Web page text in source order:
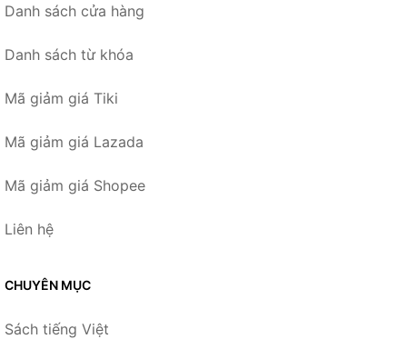
Danh sách cửa hàng
Danh sách từ khóa
Mã giảm giá Tiki
Mã giảm giá Lazada
Mã giảm giá Shopee
Liên hệ
CHUYÊN MỤC
Sách tiếng Việt